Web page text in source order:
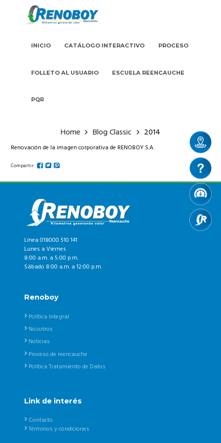
INICIO CATÁLOGO INTERACTIVO PROCESO
FOLLETO AL USUARIO ESCUELA REENCAUCHE
PQR
Home Blog Classic 2014
Renovación de la imagen corporativa de RENOBOY S.A.
Compartir:
Línea 018000 510 141
Lunes a Viernes
8:00 a.m. a 5:00 p.m.
Sábado 8:00 a.m. a 12:00 p.m.
Renoboy
Política Integral
Nosotros
Noticias
Proceso de reencauche
Política Tratamiento de Datos
Link de interés
Contacto
Términos y condiciones